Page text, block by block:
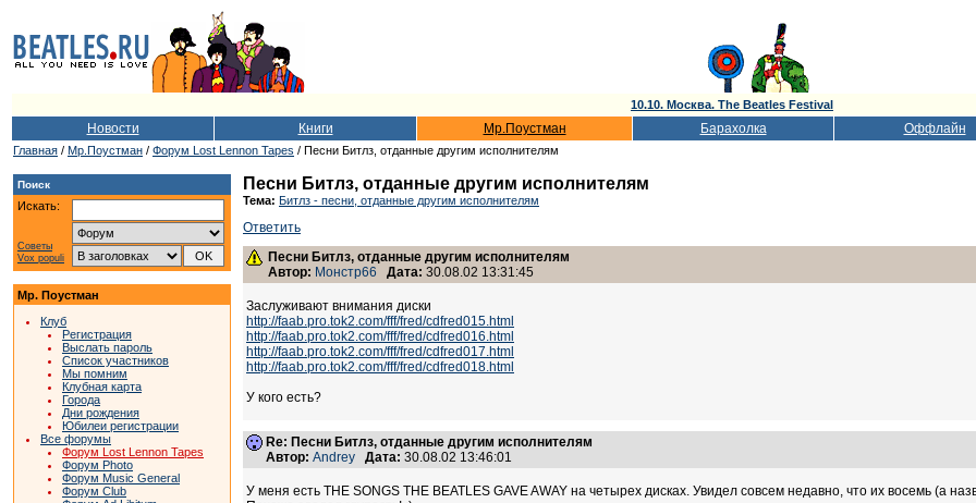
10.10. Москва. The Beatles Festival
Новости Книги Мр.Поустман Барахолка Оффлайн
Главная / Мр.Поустман / Форум Lost Lennon Tapes / Песни Битлз, отданные другим исполнителям
Поиск
Искать:
Советы
Vox populi
Мр. Поустман
Клуб
Регистрация
Выслать пароль
Список участников
Мы помним
Клубная карта
Города
Дни рождения
Юбилеи регистрации
Все форумы
Форум Lost Lennon Tapes
Форум Photo
Форум Music General
Форум Club
Песни Битлз, отданные другим исполнителям
Тема: Битлз - песни, отданные другим исполнителям
Ответить
Песни Битлз, отданные другим исполнителям
Автор: Монстр66 Дата: 30.08.02 13:31:45
Заслуживают внимания диски
http://faab.pro.tok2.com/fff/fred/cdfred015.html
http://faab.pro.tok2.com/fff/fred/cdfred016.html
http://faab.pro.tok2.com/fff/fred/cdfred017.html
http://faab.pro.tok2.com/fff/fred/cdfred018.html
У кого есть?
Re: Песни Битлз, отданные другим исполнителям
Автор: Andrey Дата: 30.08.02 13:46:01
У меня есть THE SONGS THE BEATLES GAVE AWAY на четырех дисках. Увидел совсем недавно, что их восемь (а